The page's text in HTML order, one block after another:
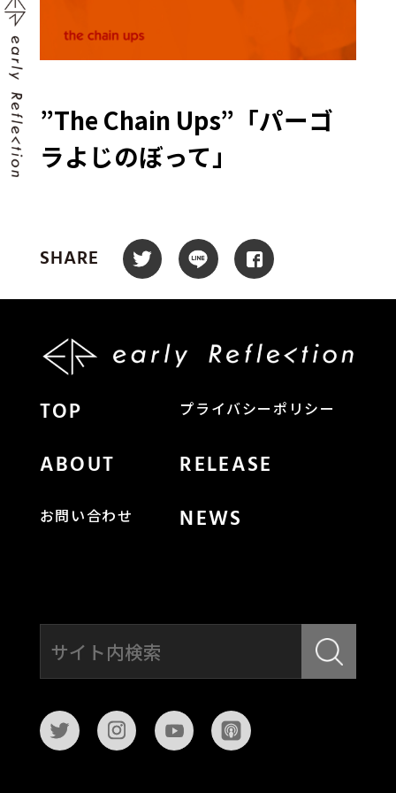
”The Chain Ups”「パーゴ
ラよじのぼって」
SHARE
TOP プライバシーポリシー
ABOUT RELEASE
お問い合わせ NEWS